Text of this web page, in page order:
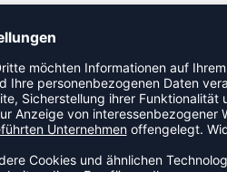
zuverlässiger Begleiter für